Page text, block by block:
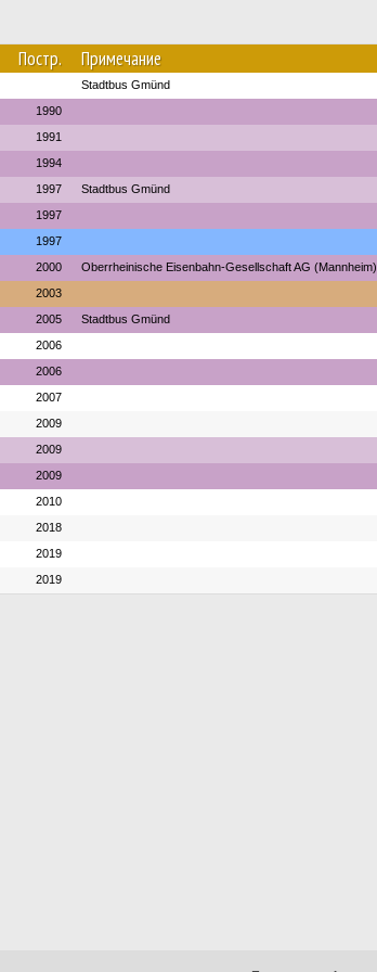
Постр. Примечание
Stadtbus Gmünd
1990
1991
1994
1997 Stadtbus Gmünd
1997
1997
2000 Oberrheinische Eisenbahn-Gesellschaft AG (Mannheim)
2003
2005 Stadtbus Gmünd
2006
2006
2007
2009
2009
2009
2010
2018
2019
2019